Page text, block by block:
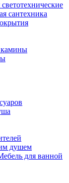
сантехника
душем
для ванной